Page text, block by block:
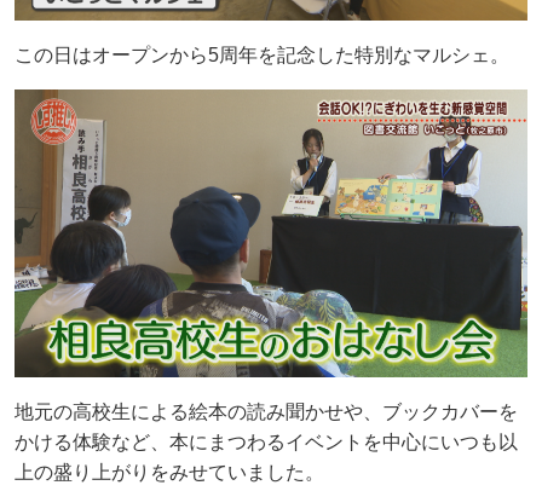
この日はオープンから5周年を記念した特別なマルシェ。
地元の高校生による絵本の読み聞かせや、ブックカバーを
かける体験など、本にまつわるイベントを中心にいつも以
上の盛り上がりをみせていました。